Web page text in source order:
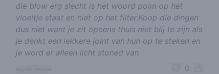
die blow erg slecht is het woord polm op het
vloeitje staat en niet op het filter.Koop die dingen
dus niet want je zit opeens thuis niet blij te zijn als
je denkt een lekkere joint van hun op te steken en
je word er alleen licht stoned van
0